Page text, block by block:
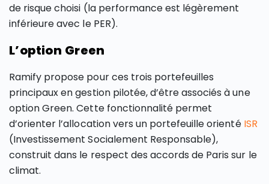
de risque choisi (la performance est légèrement
inférieure avec le PER).
L’option Green
Ramify propose pour ces trois portefeuilles
principaux en gestion pilotée, d’être associés à une
option Green. Cette fonctionnalité permet
d’orienter l’allocation vers un portefeuille orienté ISR
(Investissement Socialement Responsable),
construit dans le respect des accords de Paris sur le
climat.